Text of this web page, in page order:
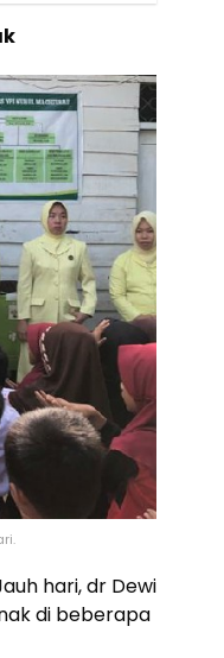
hari, dr Dewi
di beberapa